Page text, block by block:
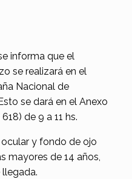
informa que el
se realizará en el
Nacional de
se dará en el Anexo
de 9 a 11 hs.
y fondo de ojo
mayores de 14 años,